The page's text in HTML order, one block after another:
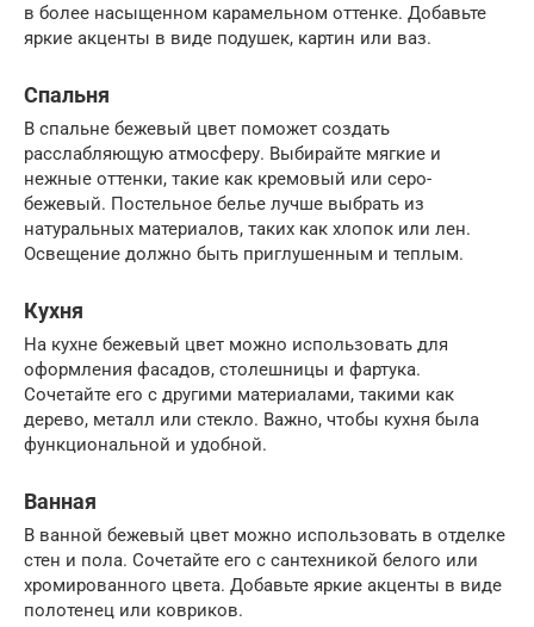
в более насыщенном карамельном оттенке. Добавьте
яркие акценты в виде подушек, картин или ваз.
Спальня
В спальне бежевый цвет поможет создать
расслабляющую атмосферу. Выбирайте мягкие и
нежные оттенки, такие как кремовый или серо-
бежевый. Постельное белье лучше выбрать из
натуральных материалов, таких как хлопок или лен.
Освещение должно быть приглушенным и теплым.
Кухня
На кухне бежевый цвет можно использовать для
оформления фасадов, столешницы и фартука.
Сочетайте его с другими материалами, такими как
дерево, металл или стекло. Важно, чтобы кухня была
функциональной и удобной.
Ванная
В ванной бежевый цвет можно использовать в отделке
стен и пола. Сочетайте его с сантехникой белого или
хромированного цвета. Добавьте яркие акценты в виде
полотенец или ковриков.